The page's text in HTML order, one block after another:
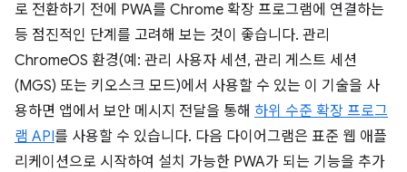
로 전환하기 전에 PWA를 Chrome 확장 프로그램에 연결하는
등 점진적인 단계를 고려해 보는 것이 좋습니다. 관리
ChromeOS 환경(예: 관리 사용자 세션, 관리 게스트 세션
(MGS) 또는 키오스크 모드)에서 사용할 수 있는 이 기술을 사
용하면 앱에서 보안 메시지 전달을 통해 하위 수준 확장 프로그
램 API를 사용할 수 있습니다. 다음 다이어그램은 표준 웹 애플
리케이션으로 시작하여 설치 가능한 PWA가 되는 기능을 추가